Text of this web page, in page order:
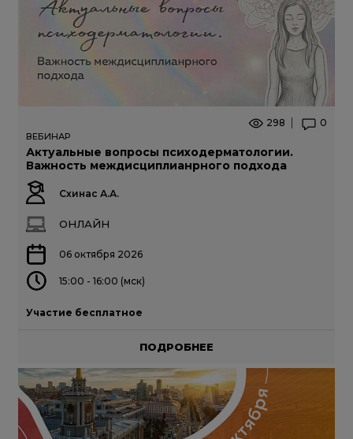
298 0
ВЕБИНАР
Актуальные вопросы психодерматологии.
Важность междисциплианрного подхода
Схинас А.А.
ОНЛАЙН
06 октября 2026
15:00 - 16:00 (мск)
Участие бесплатное
ПОДРОБНЕЕ